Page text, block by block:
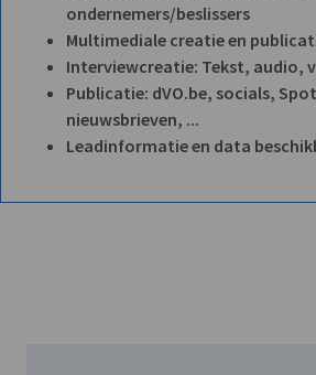
ondernemers/beslissers
Multimediale creatie en
Interviewcreatie: Tekst, audio,
Publicatie: dVO.be, socials,
nieuwsbrieven, ...
Leadinformatie en data